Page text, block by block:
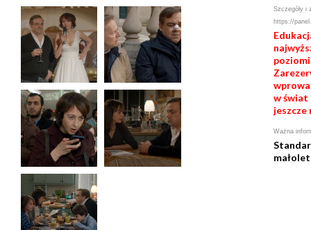
Szczegóły i
https://
w świat
jeszcze
Ważna